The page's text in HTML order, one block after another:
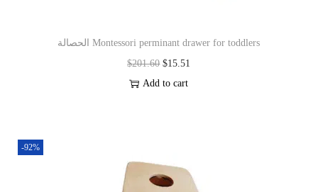
الحصالة Montessori perminant drawer for toddlers
$201.60 $15.51
Add to cart
-92%